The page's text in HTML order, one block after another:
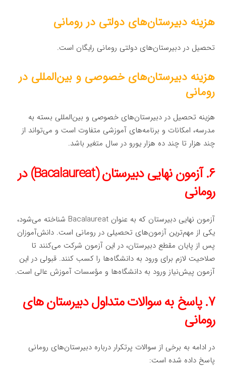
هزینه دبیرستان‌های دولتی در رومانی
تحصیل در دبیرستان‌های دولتی رومانی رایگان است.
هزینه دبیرستان‌های خصوصی و بین‌المللی در
رومانی
هزینه تحصیل در دبیرستان‌های خصوصی و بین‌المللی بسته به
مدرسه، امکانات و برنامه‌های آموزشی متفاوت است و می‌تواند از
چند هزار تا چند ده هزار یورو در سال متغیر باشد.
۶. آزمون نهایی دبیرستان (Bacalaureat) در
رومانی
آزمون نهایی دبیرستان که به عنوان Bacalaureat شناخته می‌شود،
یکی از مهم‌ترین آزمون‌های تحصیلی در رومانی است. دانش‌آموزان
پس از پایان مقطع دبیرستان، در این آزمون شرکت می‌کنند تا
صلاحیت لازم برای ورود به دانشگاه‌ها را کسب کنند. قبولی در این
آزمون پیش‌نیاز ورود به دانشگاه‌ها و مؤسسات آموزش عالی است.
۷. پاسخ به سوالات متداول دبیرستان های
رومانی
در ادامه به برخی از سوالات پرتکرار درباره دبیرستان‌های رومانی
پاسخ داده شده است: